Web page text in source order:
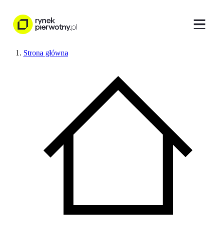
Strona główna